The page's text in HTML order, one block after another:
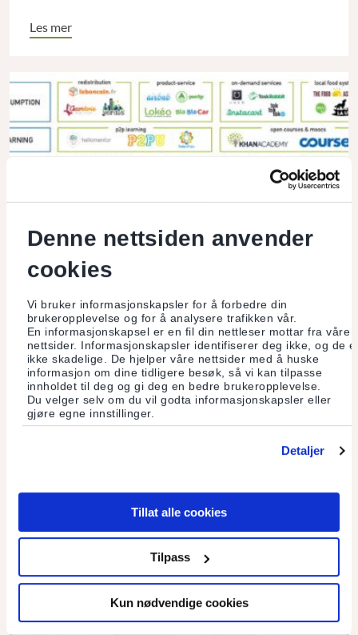
Denne nettsiden anvender
cookies
Vi bruker informasjonskapsler for å forbedre din
brukeropplevelse og for å analysere trafikken vår.
En informasjonskapsel er en fil din nettleser mottar fra våre
nettsider. Informasjonskapsler identifiserer deg ikke, og de
ikke skadelige. De hjelper våre nettsider med å huske
informasjon om dine tidligere besøk, så vi kan tilpasse
innholdet til deg og gi deg en bedre brukeropplevelse.
Du velger selv om du vil godta informasjonskapsler eller
gjøre egne innstillinger.
Detaljer
Tillat alle cookies
Tilpass
Kun nødvendige cookies
Les mer
Samarbeidsøkonomi: et paradigmeskifte
I løpet av de siste tiårene har internett og ny teknologi gjort
dyptgående endringer i måten vi lever på, samhandler,
kommuniserer med hverandre, gjør innkjøp og samarbeider
med hverandre.